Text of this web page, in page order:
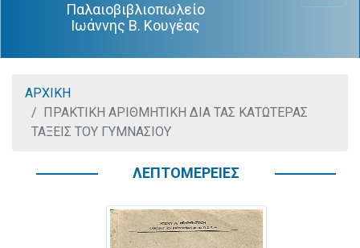
Παλαιοβιβλιοπωλείο
Ιωάννης Β. Κουγέας
ΑΡΧΙΚΗ
ΠΡΑΚΤΙΚΗ ΑΡΙΘΜΗΤΙΚΗ ΔΙΑ ΤΑΣ ΚΑΤΩΤΕΡΑΣ
ΤΑΞΕΙΣ ΤΟΥ ΓΥΜΝΑΣΙΟΥ
ΛΕΠΤΟΜΕΡΕΙΕΣ